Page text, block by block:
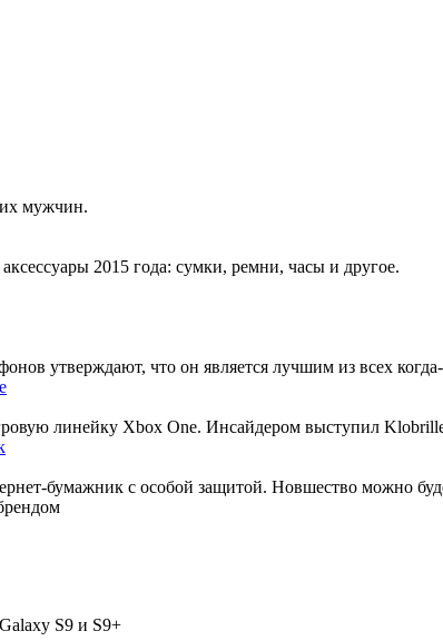
мужчин.
2015 года: сумки, ремни, часы и другое.
утверждают, что он является лучшим из всех
линейку Xbox One. Инсайдером выступил
бумажник с особой защитой. Новшество можно
S9 и S9+